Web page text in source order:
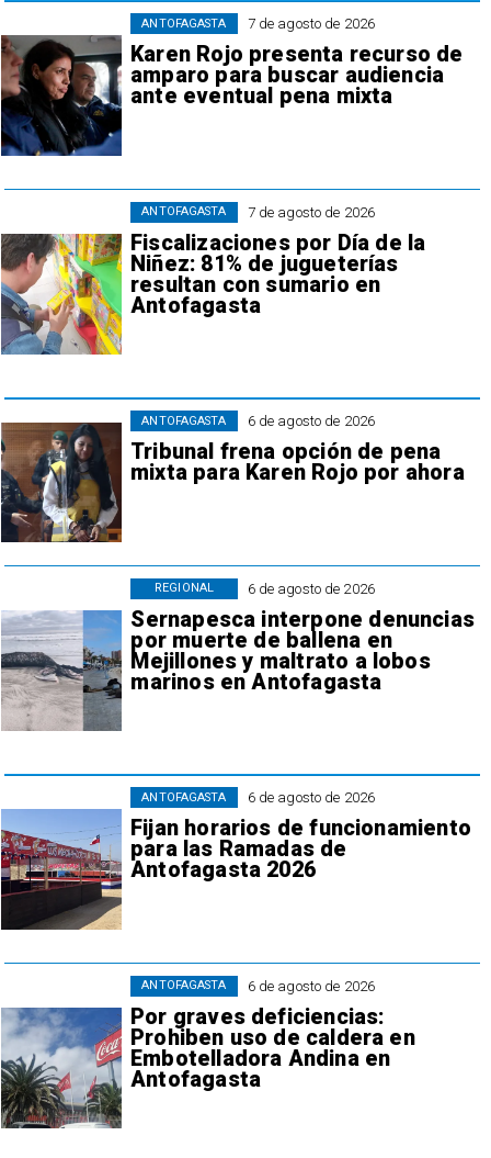
7 de agosto de 2026
Karen Rojo presenta recurso de
amparo para buscar audiencia
ante eventual pena mixta
ANTOFAGASTA
7 de agosto de 2026
Fiscalizaciones por Día de la
Niñez: 81% de jugueterías
resultan con sumario en
Antofagasta
ANTOFAGASTA
6 de agosto de 2026
Tribunal frena opción de pena
mixta para Karen Rojo por ahora
ANTOFAGASTA
6 de agosto de 2026
Sernapesca interpone denuncias
por muerte de ballena en
Mejillones y maltrato a lobos
marinos en Antofagasta
REGIONAL
6 de agosto de 2026
Fijan horarios de funcionamiento
para las Ramadas de
Antofagasta 2026
ANTOFAGASTA
6 de agosto de 2026
Por graves deficiencias:
Prohiben uso de caldera en
Embotelladora Andina en
Antofagasta
ANTOFAGASTA